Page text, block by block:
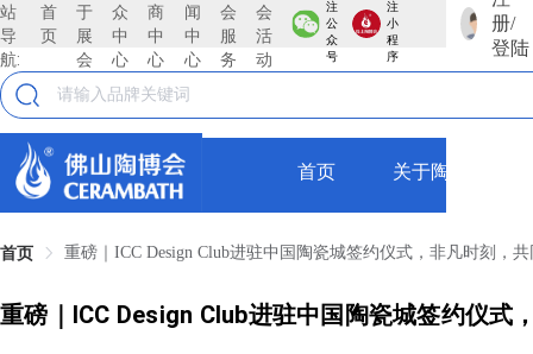
站
导
航:
首
页
于
展
会
众
中
心
商
中
心
闻
中
心
会
服
务
会
活
动
注
公
众
号
注
小
程
序
册/
登陆
首页 关于陶博会
首页 重磅｜ICC Design Club进驻中国陶瓷城签约仪式，非凡时刻，共
重磅｜ICC Design Club进驻中国陶瓷城签约仪式